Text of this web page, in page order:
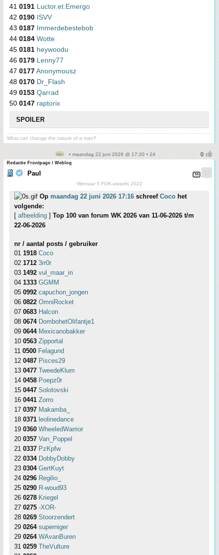
41 0191 Luctor.et.Emergo
42 0190 ISVV
43 0187 Immerdebestebob
44 0184 Wotte
45 0181 heywoodu
46 0179 Lenny77
47 0177Anonymousz
48 0170 Dr_Flash
49 0153 Qarrad
50 0147 raptorix
SPOILER
What can change the nature of a man?
• maandag 22 juni 2026 @ 17:20 • 24
Redactie Frontpage / Weblog
Paul
Winnaar 5 FOK-awards 2022
Op maandag 22 juni 2026 17:16 schreef Coco het
volgende:
[ afbeelding ] Top 100 van forum WK 2026 van 11-06-2026 t/m
22-06-2026
nr / aantal posts / gebruiker
01 1918 Coco
02 1712 3rr0r
03 1492 vul_maar_in
04 1333 GGMM
05 0992 capuchon_jongen
06 0822 OmniRocket
07 0683 Halcon
08 0674 DombohetOlifantje1
09 0644 Mexicanobakker
10 0563 Zipportal
11 0500 Felagund
12 0487 Pisces29
13 0477 TweedeKlum
14 0458 Poepz0r
15 0447 Solotovski
16 0441 Zorro
17 0397 Makamba_
18 0371 leolinedance
19 0360 WheeledWarrior
20 0357 Van_Poppel
21 0337 PzKpfw
22 0334 DobbyDobby
23 0304 GertKuyt
24 0296 Regilio_
25 0290 R-woud93
26 0278 Kriegel
27 0275 -XOR-
28 0269 Stoorzendert
29 0264 superniger
29 0264 WAvanBuren
31 0259 TheVulture